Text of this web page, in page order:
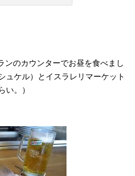
ンのカウンターでお昼を食べまし
ュケル）とイスラレリマーケット
い。）